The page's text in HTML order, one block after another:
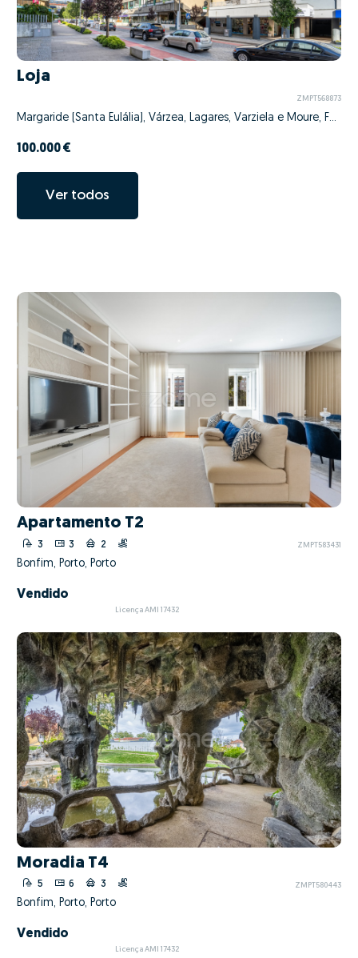
Loja
ZMPT568873
Margaride (Santa Eulália), Várzea, Lagares, Varziela e Moure, Felgueiras, Porto
100.000 €
Ver todos
Apartamento T2
3 3 2 ZMPT583431
Bonfim, Porto, Porto
Vendido
Licença AMI 17432
Moradia T4
5 6 3 ZMPT580443
Bonfim, Porto, Porto
Vendido
Licença AMI 17432